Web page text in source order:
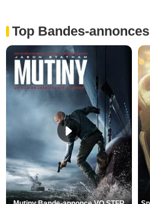
Top Bandes-annonces